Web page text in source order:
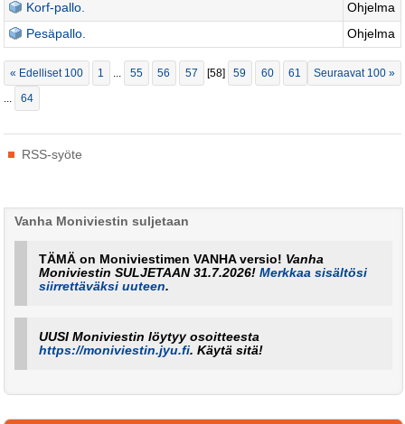
Korf-pallo.
Ohjelma
Pesäpallo.
Ohjelma
« Edelliset 100 Seuraavat 100 »
1 55 56 57 [58] 59 60 61
64
toimenpiteet
RSS-syöte
Vanha Moniviestin suljetaan
TÄMÄ on Moniviestimen VANHA versio! Vanha
Moniviestin SULJETAAN 31.7.2026!Merkkaa sisältösi
siirrettäväksi uuteen.
UUSI Moniviestin löytyy osoitteesta
https://moniviestin.jyu.fi. Käytä sitä!